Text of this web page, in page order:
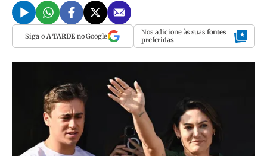
Siga o A TARDEno Google Nos adicione às suas fontes
preferidas